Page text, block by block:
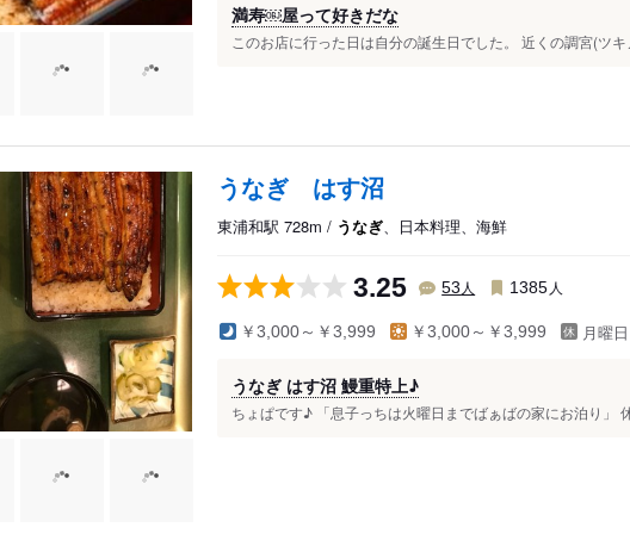
満寿￼屋って好きだな
このお店に行った日は自分の誕生日でした。 近くの調宮(ツ
うなぎ はす沼
東浦和駅 728m / うなぎ、日本料理、海鮮
3.25 53 人 1385 人
￥3,000～￥3,999 ￥3,000～￥3,999 月曜日
うなぎ はす沼 鰻重特上♪
ちょぱです♪ 「息子っちは火曜日までばぁばの家にお泊り」